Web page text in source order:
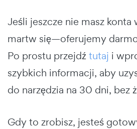
Jeśli jeszcze nie masz konta
martw się—oferujemy
Po prostu przejdź tutaj i
szybkich informacji, aby
do narzędzia na 30 dni, bez
Gdy to zrobisz, jesteś